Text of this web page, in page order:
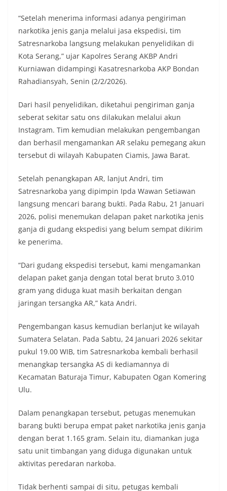
“Setelah menerima informasi adanya pengiriman
narkotika jenis ganja melalui jasa ekspedisi, tim
Satresnarkoba langsung melakukan penyelidikan di
Kota Serang,” ujar Kapolres Serang AKBP Andri
Kurniawan didampingi Kasatresnarkoba AKP Bondan
Rahadiansyah, Senin (2/2/2026).
Dari hasil penyelidikan, diketahui pengiriman ganja
seberat sekitar satu ons dilakukan melalui akun
Instagram. Tim kemudian melakukan pengembangan
dan berhasil mengamankan AR selaku pemegang akun
tersebut di wilayah Kabupaten Ciamis, Jawa Barat.
Setelah penangkapan AR, lanjut Andri, tim
Satresnarkoba yang dipimpin Ipda Wawan Setiawan
langsung mencari barang bukti. Pada Rabu, 21 Januari
2026, polisi menemukan delapan paket narkotika jenis
ganja di gudang ekspedisi yang belum sempat dikirim
ke penerima.
“Dari gudang ekspedisi tersebut, kami mengamankan
delapan paket ganja dengan total berat bruto 3.010
gram yang diduga kuat masih berkaitan dengan
jaringan tersangka AR,” kata Andri.
Pengembangan kasus kemudian berlanjut ke wilayah
Sumatera Selatan. Pada Sabtu, 24 Januari 2026 sekitar
pukul 19.00 WIB, tim Satresnarkoba kembali berhasil
menangkap tersangka AS di kediamannya di
Kecamatan Baturaja Timur, Kabupaten Ogan Komering
Ulu.
Dalam penangkapan tersebut, petugas menemukan
barang bukti berupa empat paket narkotika jenis ganja
dengan berat 1.165 gram. Selain itu, diamankan juga
satu unit timbangan yang diduga digunakan untuk
aktivitas peredaran narkoba.
Tidak berhenti sampai di situ, petugas kembali